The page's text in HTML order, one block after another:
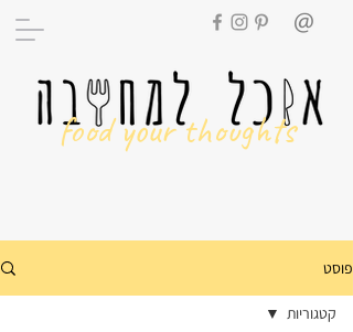
food your thoughts
פוסט
קטגוריות